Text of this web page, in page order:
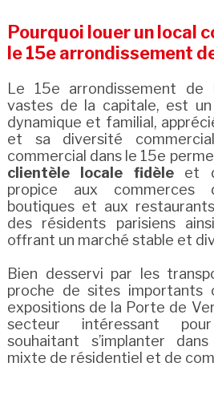
Pourquoi louer un local
le 15e arrondissement
Le 15e arrondissement de
vastes de la capitale, est
dynamique et familial,
et sa diversité
commercial dans le 15e
clientèle locale fidèleet
propice aux commerces
boutiques et aux
des résidents parisiens
offrant un marché stable et
Bien desservi par les
proche de sites importants
expositions de la Porte de
secteur intéressant
souhaitant s’implanter
mixte de résidentiel et de